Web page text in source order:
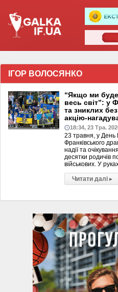
ІГОР ВОЛОСЯНКО
“Якщо ми
весь світ”: у
та зниклих
акцію-
18:34, 23 Тра.
23 травня, у День
Франківського
надії та
десятки родичів
військових. У
Читати далі ▸